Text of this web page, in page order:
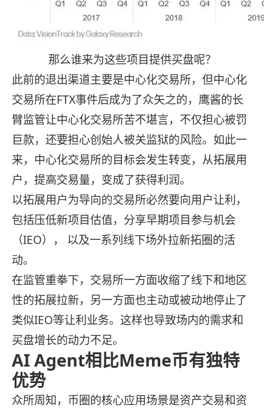
那么谁来为这些项目提供买盘呢？
此前的退出渠道主要是中心化交易所，但中心化
交易所在FTX事件后成为了众矢之的，鹰酱的长
臂监管让中心化交易所苦不堪言，不仅担心被罚
巨款，还要担心创始人被关监狱的风险。如此一
来，中心化交易所的目标会发生转变，从拓展用
户，提高交易量，变成了获得利润。
以拓展用户为导向的交易所必然要向用户让利，
包括压低新项目估值，分享早期项目参与机会
（IEO）， 以及一系列线下场外拉新拓圈的活
动。
在监管重拳下，交易所一方面收缩了线下和地区
性的拓展拉新，另一方面也主动或被动地停止了
类似IEO等让利业务。这样也导致场内的需求和
买盘增长的动力不足。
AI Agent相比Meme币有独特
优势
众所周知，币圈的核心应用场景是资产交易和资